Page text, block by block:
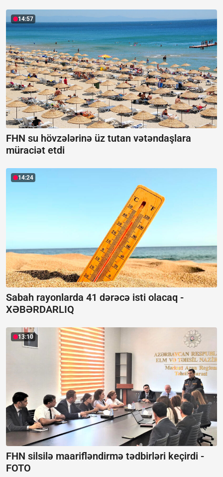
14:57
FHN su hövzələrinə üz tutan vətəndaşlara
müraciət etdi
14:24
Sabah rayonlarda 41 dərəcə isti olacaq -
XƏBƏRDARLIQ
13:10
FHN silsilə maarifləndirmə tədbirləri keçirdi -
FOTO